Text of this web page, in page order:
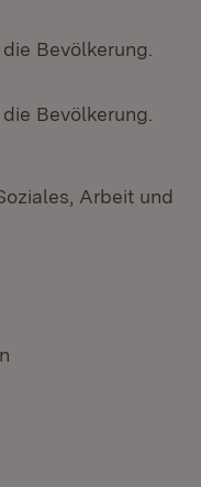
Bevölkerung.
Bevölkerung.
Arbeit und